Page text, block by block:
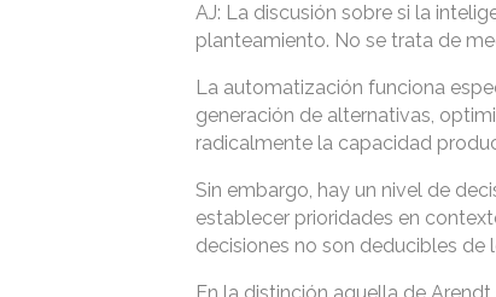
AJ: La discusión sobre si la
planteamiento. No se trata de
La automatización funciona
generación de alternativas,
radicalmente la capacidad
Sin embargo, hay un nivel de
establecer prioridades en
decisiones no son deducibles